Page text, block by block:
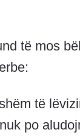
të mos
të
po